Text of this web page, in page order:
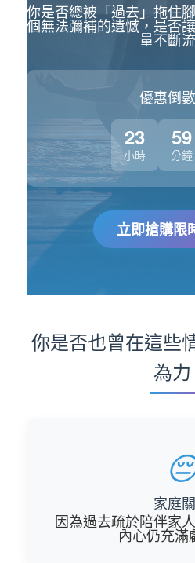
你是否總被「過去」拖住
個無法彌補的遺憾，是否
量不斷
優惠倒
23
小時
59
分鐘
立即搶購限
你是否也曾在這些
為力
家庭
因為過去疏於陪伴家
內心仍充滿